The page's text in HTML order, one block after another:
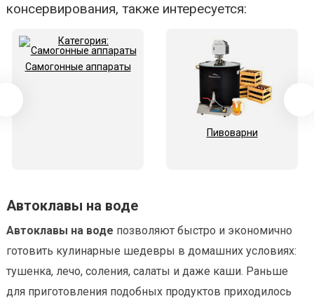
консервирования, также интересуется:
Самогонные аппараты
Пивоварни
Автоклавы на воде
Автоклавы на воде позволяют быстро и экономично
готовить кулинарные шедевры в домашних условиях:
тушенка, лечо, соления, салаты и даже каши. Раньше
для приготовления подобных продуктов приходилось